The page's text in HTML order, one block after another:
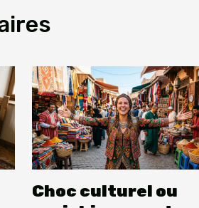
Choc culturel ou